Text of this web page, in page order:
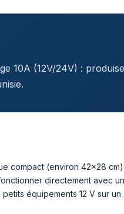
10A (12V/24V) :
compact (environ 42×28
directement avec
équipements 12 V sur